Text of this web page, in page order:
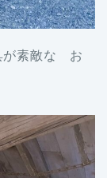
が素敵な お